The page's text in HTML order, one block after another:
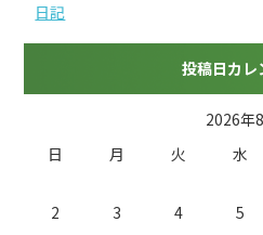
日記
投稿日カレ
2026年
日
月 火 水
2
3 4 5